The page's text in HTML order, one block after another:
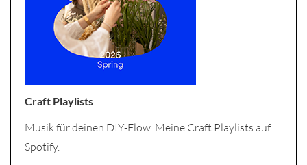
Craft Playlists
Musik für deinen DIY-Flow. Meine Craft Playlists auf
Spotify.